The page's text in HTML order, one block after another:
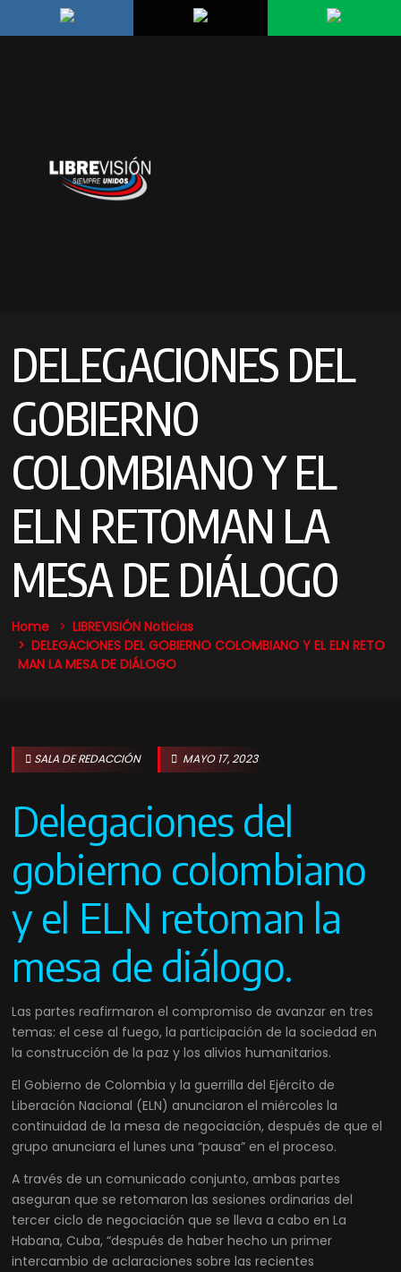
DELEGACIONES DEL
GOBIERNO
COLOMBIANO Y EL
ELN RETOMAN LA
MESA DE DIÁLOGO
Home
LIBREVISIÓN Noticias
DELEGACIONES DEL GOBIERNO COLOMBIANO Y EL ELN RETO
MAN LA MESA DE DIÁLOGO
SALA DE REDACCIÓN MAYO 17, 2023
Delegaciones del
gobierno colombiano
y el ELN retoman la
mesa de diálogo.
Las partes reafirmaron el compromiso de avanzar en tres
temas: el cese al fuego, la participación de la sociedad en
la construcción de la paz y los alivios humanitarios.
El Gobierno de Colombia y la guerrilla del Ejército de
Liberación Nacional (ELN) anunciaron el miércoles la
continuidad de la mesa de negociación, después de que el
grupo anunciara el lunes una “pausa” en el proceso.
A través de un comunicado conjunto, ambas partes
aseguran que se retomaron las sesiones ordinarias del
tercer ciclo de negociación que se lleva a cabo en La
Habana, Cuba, “después de haber hecho un primer
intercambio de aclaraciones sobre las recientes